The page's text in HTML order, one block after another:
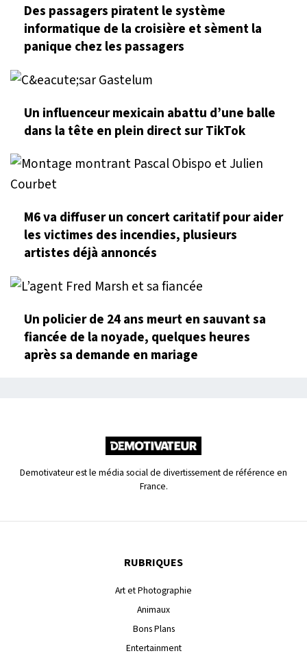
Des passagers piratent le système
informatique de la croisière et sèment la
panique chez les passagers
Un influenceur mexicain abattu d’une balle
dans la tête en plein direct sur TikTok
M6 va diffuser un concert caritatif pour aider
les victimes des incendies, plusieurs
artistes déjà annoncés
Un policier de 24 ans meurt en sauvant sa
fiancée de la noyade, quelques heures
après sa demande en mariage
Demotivateur est le média social de divertissement de référence en
France.
RUBRIQUES
Art et Photographie
Animaux
Bons Plans
Entertainment